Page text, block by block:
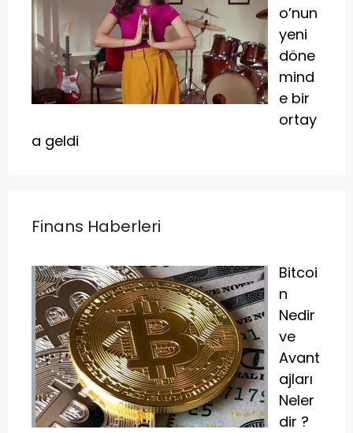
o’nun
yeni
döne
mind
e bir
ortay
a geldi
Finans Haberleri
Bitcoi
n
Nedir
ve
Avant
ajları
Neler
dir ?